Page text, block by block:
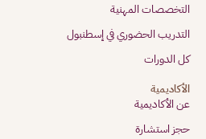
التخصصات المهنية
التدريب الحضوري في إسطنبول
كل الدورات
الأكاديمية
عن الأكاديمية
حجز استشارة